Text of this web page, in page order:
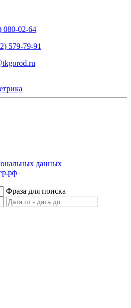
080-02-64
579-79-91
данных
Фраза для поиска